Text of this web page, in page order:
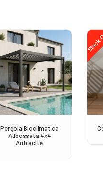
Pergola Bioclimatica
Addossata 4x4
Antracite